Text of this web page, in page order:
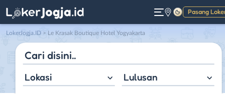
Pasang
Gelap
LokerJogja.ID > Le Krasak Boutique Hotel Yogyakarta
Lokasi Lulusan